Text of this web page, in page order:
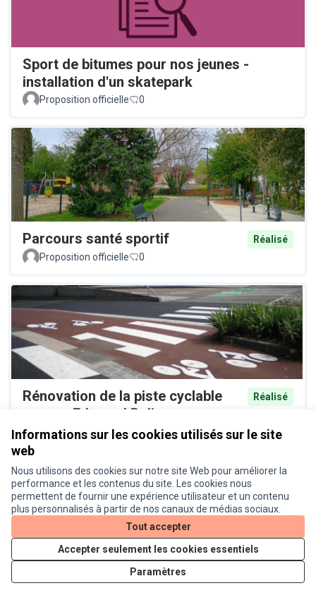
Informations sur les cookies utilisés sur le site
web
Nous utilisons des cookies sur notre site Web pour améliorer la
performance et les contenus du site. Les cookies nous
permettent de fournir une expérience utilisateur et un contenu
plus personnalisés à partir de nos canaux de médias sociaux.
Tout accepter
Accepter seulement les cookies essentiels
Paramètres
Sport de bitumes pour nos jeunes -
installation d'un skatepark
Proposition officielle 0
Parcours santé sportif
Réalisé
Proposition officielle
0
Rénovation de la piste cyclable
avenue Edouard Belin
Réalisé
Proposition officielle 0